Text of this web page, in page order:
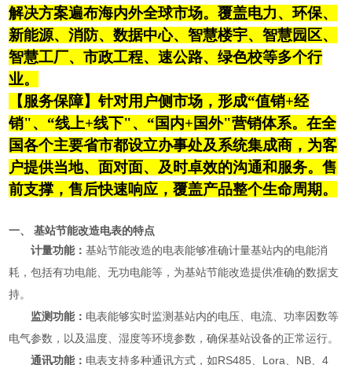
解决方案遍布海内外全球市场。覆盖电力、环保、
新能源、消防、数据中心、智慧楼宇、智慧园区、
智慧工厂、市政工程、速公路、绿色校等多个行
业。
【服务保障】针对用户侧市场，形成“值销+经
销"、“线上+线下"、“国内+国外"营销体系。在全
国各个主要省市都设立办事处及系统集成商，为客
户提供当地、面对面、及时卓效的沟通和服务。售
前支撑，售后快速响应，覆盖产品整个生命周期。
一、基站节能改造电表的特点
计量功能：基站节能改造的电表能够准确计量基站内的电能消
耗，包括有功电能、无功电能等，为基站节能改造提供准确的数据支
持。
监测功能： 电表能够实时监测基站内的电压、电流、功率因数等
电气参数，以及温度、湿度等环境参数，确保基站设备的正常运行。
通讯功能： 电表支持多种通讯方式，如RS485、Lora、NB、4